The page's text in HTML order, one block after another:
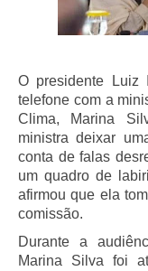
O presidente Luiz
telefone com a
Clima, Marina
ministra deixar
conta de falas
um quadro de
afirmou que ela
comissão.
Durante a
Marina Silva foi